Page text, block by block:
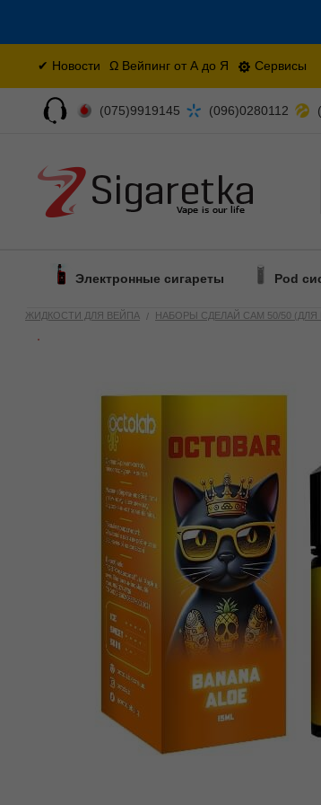
✔ Новости Ω Вейпинг от А до Я Сервисы
(075)9919145 (096)0280112
Электронные сигареты Pod
ЖИДКОСТИ ДЛЯ ВЕЙПА НАБОРЫ СДЕЛАЙ САМ 50/50